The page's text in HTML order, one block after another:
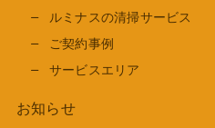
ルミナスの清掃サービス
ご契約事例
サービスエリア
お知らせ